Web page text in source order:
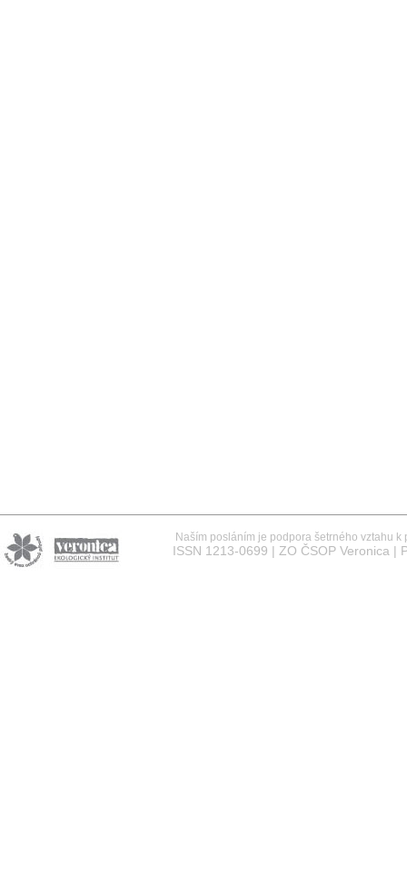
Naším posláním je podpora šetrného vztahu
ISSN 1213-0699 | ZO ČSOP Veronica |